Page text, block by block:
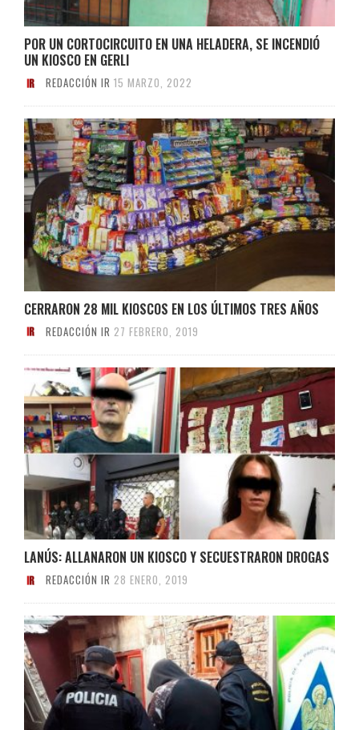
POR UN CORTOCIRCUITO EN UNA HELADERA, SE INCENDIÓ
UN KIOSCO EN GERLI
REDACCIÓN IR 15 MARZO, 2022
CERRARON 28 MIL KIOSCOS EN LOS ÚLTIMOS TRES AÑOS
REDACCIÓN IR 27 FEBRERO, 2019
LANÚS: ALLANARON UN KIOSCO Y SECUESTRARON DROGAS
REDACCIÓN IR 28 ENERO, 2019